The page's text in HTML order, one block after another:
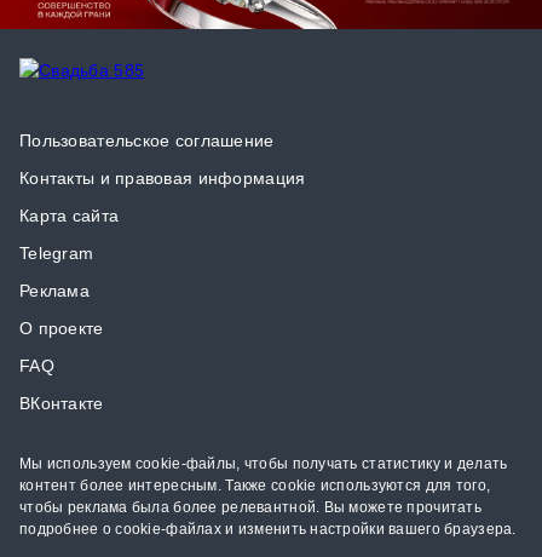
Пользовательское соглашение
Контакты и правовая информация
Карта сайта
Telegram
Реклама
О проекте
FAQ
ВКонтакте
Мы используем cookie-файлы, чтобы получать статистику и делать
контент более интересным. Также cookie используются для того,
чтобы реклама была более релевантной. Вы можете прочитать
подробнее о cookie-файлах и изменить настройки вашего браузера.